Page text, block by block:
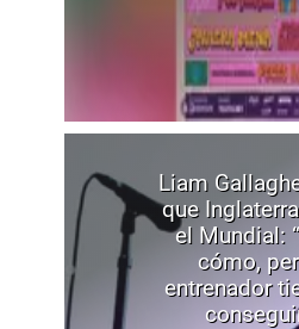
Liam
que
el Mundial:
cómo,
entrenador